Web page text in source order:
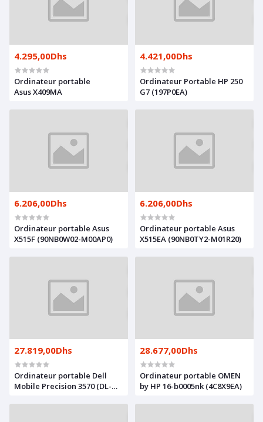
4.295,00Dhs
Ordinateur portable
Asus X409MA
4.421,00Dhs
Ordinateur Portable HP 250
G7 (197P0EA)
6.206,00Dhs
Ordinateur portable Asus
X515F (90NB0W02-M00AP0)
6.206,00Dhs
Ordinateur portable Asus
X515EA (90NB0TY2-M01R20)
27.819,00Dhs
Ordinateur portable Dell
Mobile Precision 3570 (DL-
28.677,00Dhs
Ordinateur portable OMEN
by HP 16-b0005nk (4C8X9EA)